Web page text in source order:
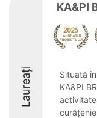
Laureați
KA&PI
Situată
KA&PI